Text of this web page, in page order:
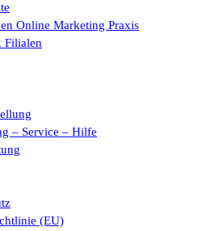
Online Marketing Praxis
Filialen
– Service – Hilfe
(EU)